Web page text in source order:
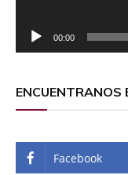
00:00
ENCUENTRANOS
Facebook